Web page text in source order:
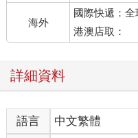
海外
國際快遞：全
港澳店取：
詳細資料
語言 中文繁體